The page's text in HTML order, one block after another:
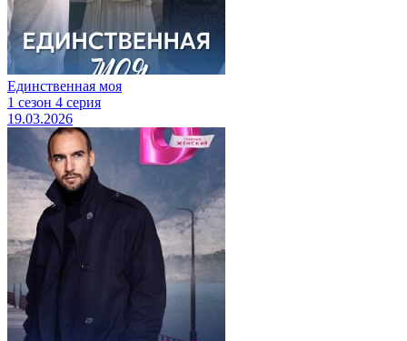
Единственная моя
1 сезон 4 серия
19.03.2026